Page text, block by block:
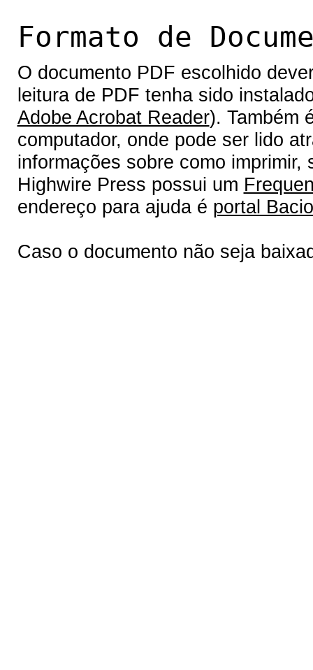
Formato de
O documento PDF escolhido
leitura de PDF tenha sido
Adobe Acrobat Reader). Também
computador, onde pode ser lido
informações sobre como
Highwire Press possui um
endereço para ajuda é portal
Caso o documento não seja